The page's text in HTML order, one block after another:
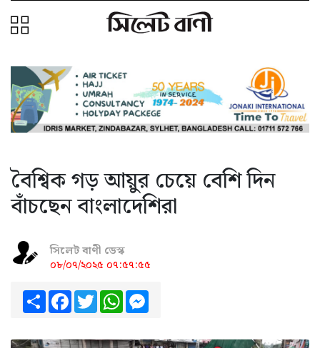
বৈশ্বিক গড় আয়ুর চেয়ে বেশি দিন
বাঁচছেন বাংলাদেশিরা
সিলেট বাণী ডেস্ক
০৮/০৭/২০২৫ ০৭:৫৭:৫৫
ShareFacebook
TwitterWhatsApp